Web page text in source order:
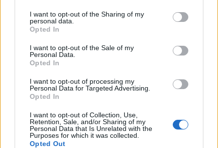
I want to opt-out of the Sharing of my
personal data.
Opted In
I want to opt-out of the Sale of my
Personal Data.
Opted In
I want to opt-out of processing my
Personal Data for Targeted Advertising.
Opted In
I want to opt-out of Collection, Use,
Retention, Sale, and/or Sharing of my
Personal Data that Is Unrelated with the
Purposes for which it was collected.
Opted Out
Email Copy Link
Tags: ΕΠΙΔΟΜΑ 534 πλατφορμα
Σχετικά Άρθρα